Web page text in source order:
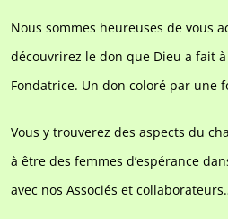
Nous sommes heureuses de vous
découvrirez le don que Dieu a fait
Fondatrice. Un don coloré par
Vous y trouverez des aspects du
à être des femmes d’espérance
avec nos Associés et